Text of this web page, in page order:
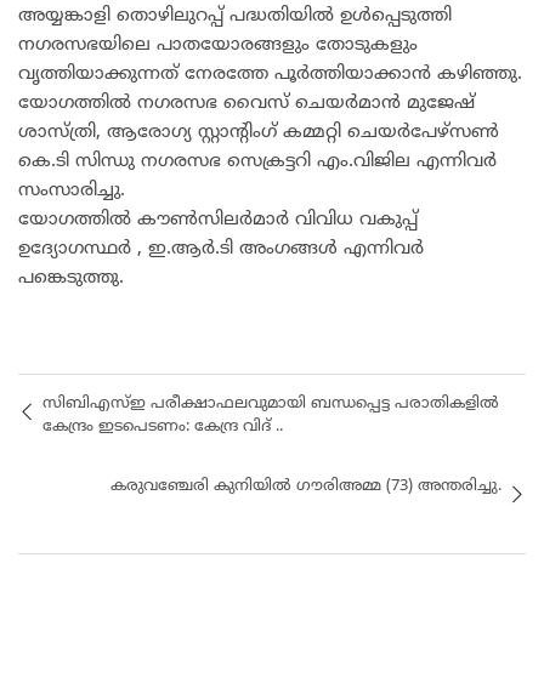
അയ്യങ്കാളി തൊഴിലുറപ്പ് പദ്ധതിയിൽ ഉൾപ്പെടുത്തി
നഗരസഭയിലെ പാതയോരങ്ങളും തോടുകളും
വൃത്തിയാക്കുന്നത് നേരത്തേ പൂർത്തിയാക്കാൻ കഴിഞ്ഞു.
യോഗത്തിൽ നഗരസഭ വൈസ് ചെയർമാൻ മുജേഷ്
ശാസ്ത്രി, ആരോഗ്യ സ്റ്റാൻ്റിംഗ് കമ്മറ്റി ചെയർപേഴ്സൺ
കെ.ടി സിന്ധു നഗരസഭ സെക്രട്ടറി എം.വിജില എന്നിവർ
സംസാരിച്ചു.
യോഗത്തിൽ കൗൺസിലർമാർ വിവിധ വകുപ്പ്
ഉദ്യോഗസ്ഥർ , ഇ.ആർ.ടി അംഗങ്ങൾ എന്നിവർ
പങ്കെടുത്തു.
സിബിഎസ്ഇ പരീക്ഷാഫലവുമായി ബന്ധപ്പെട്ട പരാതികളിൽ
കേന്ദ്രം ഇടപെടണം: കേന്ദ്ര വിദ് ..
കരുവഞ്ചേരി കുനിയിൽ ഗൗരിഅമ്മ (73) അന്തരിച്ചു.